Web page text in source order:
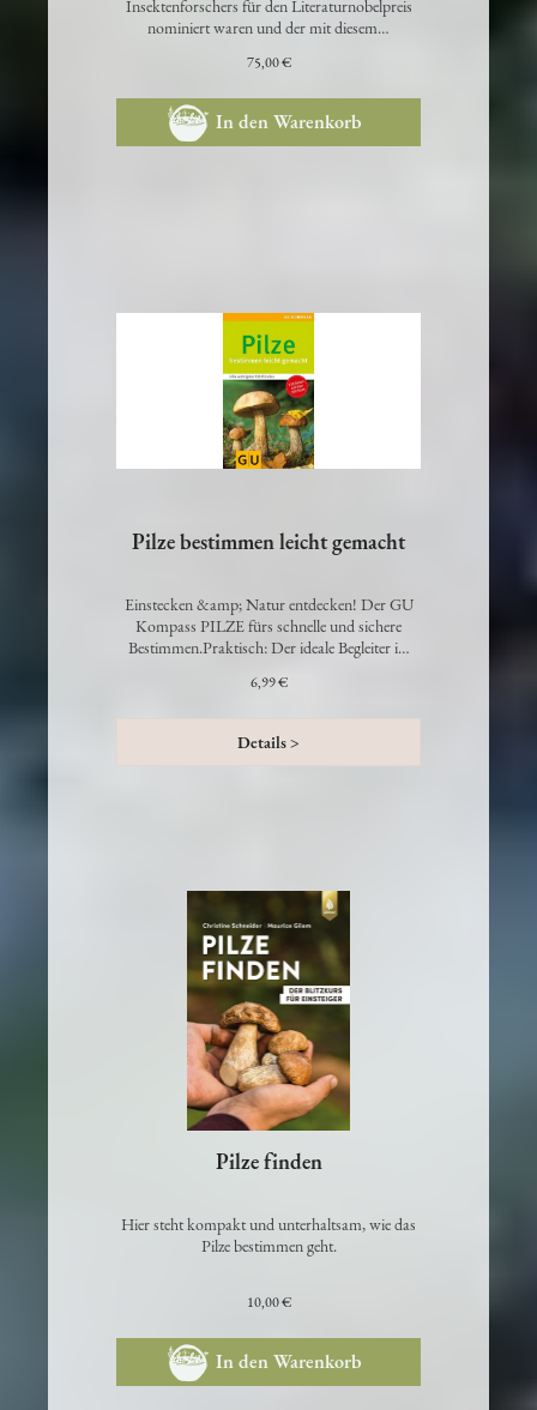
Insektenforschers für den Literaturnobelpreis
nominiert waren und der mit diesem…
75,00 €
In den Warenkorb
Pilze bestimmen leicht gemacht
Einstecken &amp; Natur entdecken! Der GU
Kompass PILZE fürs schnelle und sichere
Bestimmen.Praktisch: Der ideale Begleiter i…
6,99 €
Details >
Pilze finden
Hier steht kompakt und unterhaltsam, wie das
Pilze bestimmen geht.
10,00 €
In den Warenkorb